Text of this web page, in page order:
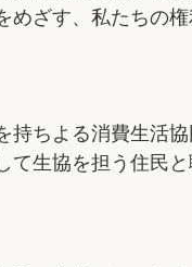
めざす、私たちの
ちよる消費生活
生協を担う住民と